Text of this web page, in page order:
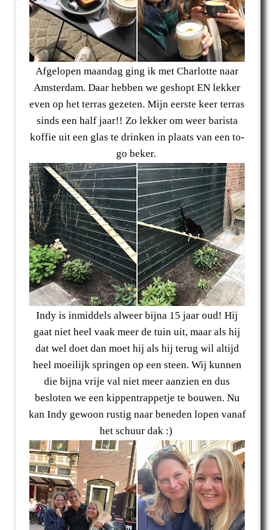
Afgelopen maandag ging ik met Charlotte naar
Amsterdam. Daar hebben we geshopt EN lekker
even op het terras gezeten. Mijn eerste keer terras
sinds een half jaar!! Zo lekker om weer barista
koffie uit een glas te drinken in plaats van een to-
go beker.
Indy is inmiddels alweer bijna 15 jaar oud! Hij
gaat niet heel vaak meer de tuin uit, maar als hij
dat wel doet dan moet hij als hij terug wil altijd
heel moeilijk springen op een steen. Wij kunnen
die bijna vrije val niet meer aanzien en dus
besloten we een kippentrappetje te bouwen. Nu
kan Indy gewoon rustig naar beneden lopen vanaf
het schuur dak :)